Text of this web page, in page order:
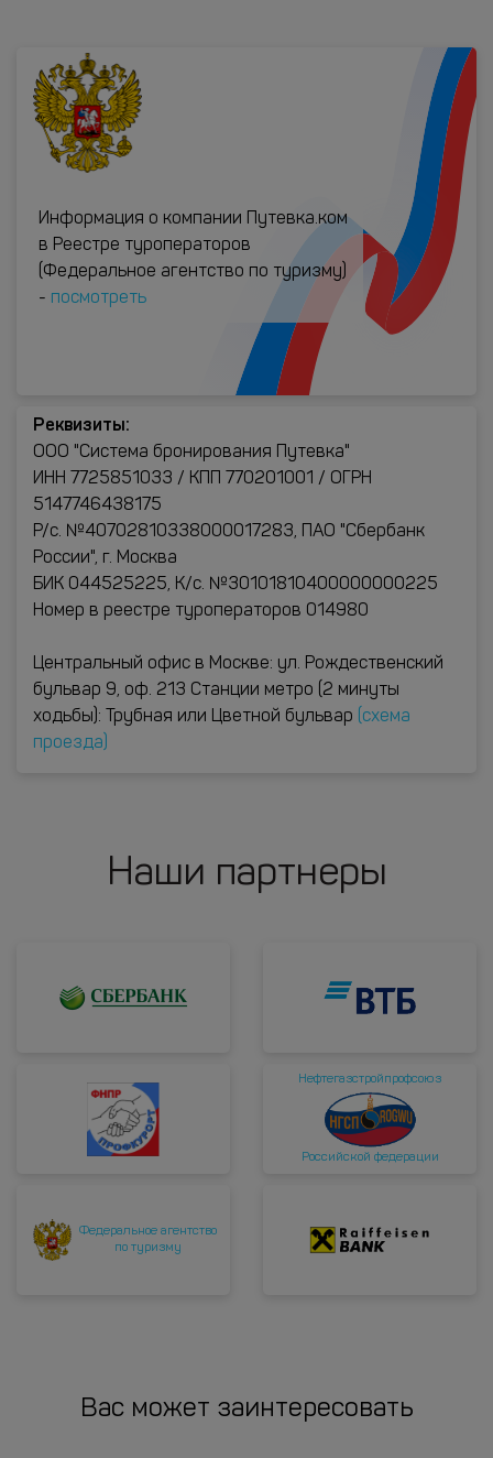
Информация о компании Путевка.ком
в Реестре туроператоров
(Федеральное агентство по туризму)
- посмотреть
Реквизиты:
ООО "Система бронирования Путевка"
ИНН 7725851033 / КПП 770201001 / ОГРН
5147746438175
Р/с. №40702810338000017283, ПАО "Сбербанк
России", г. Москва
БИК 044525225, К/с. №30101810400000000225
Номер в реестре туроператоров 014980
Центральный офис в Москве: ул. Рождественский
бульвар 9, оф. 213 Станции метро (2 минуты
ходьбы): Трубная или Цветной бульвар
(схема
проезда)
Наши партнеры
Нефтегазстройпрофсоюз
Российской федерации
Федеральное агентство
по туризму
Вас может заинтересовать